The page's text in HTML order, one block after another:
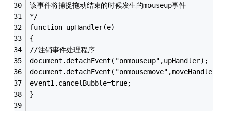
该事件将捕捉拖动结束的时候发生的mouseup事件
*/
function upHandler(e)
{
//注销事件处理程序
document.detachEvent("onmouseup",upHandler);
event1.cancelBubble=true;
}